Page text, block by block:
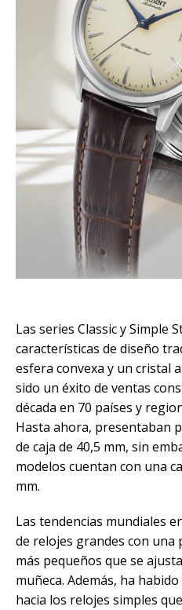
Las series Classic y Simple
características de diseño
esfera convexa y un cristal
sido un éxito de ventas
década en 70 países y
Hasta ahora, presentaban
de caja de 40,5 mm, sin
modelos cuentan con una
mm.
Las tendencias mundiales
de relojes grandes con una
más pequeños que se
muñeca. Además, ha
hacia los relojes simples